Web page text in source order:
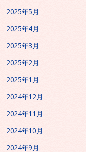
2025年5月
2025年4月
2025年3月
2025年2月
2025年1月
2024年12月
2024年11月
2024年10月
2024年9月